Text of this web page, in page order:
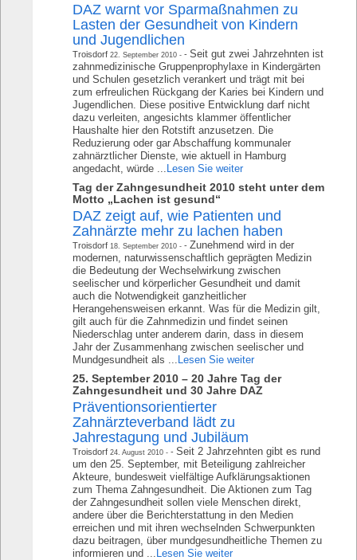
DAZ warnt vor Sparmaßnahmen zu
Lasten der Gesundheit von Kindern
und Jugendlichen
Troisdorf 22. September 2010
Seit gut zwei Jahrzehnten ist
zahnmedizinische Gruppenprophylaxe in Kindergärten
und Schulen gesetzlich verankert und trägt mit bei
zum erfreulichen Rückgang der Karies bei Kindern und
Jugendlichen. Diese positive Entwicklung darf nicht
dazu verleiten, angesichts klammer öffentlicher
Haushalte hier den Rotstift anzusetzen. Die
Reduzierung oder gar Abschaffung kommunaler
zahnärztlicher Dienste, wie aktuell in Hamburg
angedacht, würde ...
Lesen Sie weiter
Tag der Zahngesundheit 2010 steht unter dem
Motto „Lachen ist gesund“
DAZ zeigt auf, wie Patienten und
Zahnärzte mehr zu lachen haben
Troisdorf 18. September 2010
Zunehmend wird in der
modernen, naturwissenschaftlich geprägten Medizin
die Bedeutung der Wechselwirkung zwischen
seelischer und körperlicher Gesundheit und damit
auch die Notwendigkeit ganzheitlicher
Herangehensweisen erkannt. Was für die Medizin gilt,
gilt auch für die Zahnmedizin und findet seinen
Niederschlag unter anderem darin, dass in diesem
Jahr der Zusammenhang zwischen seelischer und
Mundgesundheit als ...
Lesen Sie weiter
25. September 2010 – 20 Jahre Tag der
Zahngesundheit und 30 Jahre DAZ
Präventionsorientierter
Zahnärzteverband lädt zu
Jahrestagung und Jubiläum
Troisdorf 24. August 2010
Seit 2 Jahrzehnten gibt es rund
um den 25. September, mit Beteiligung zahlreicher
Akteure, bundesweit vielfältige Aufklärungsaktionen
zum Thema Zahngesundheit. Die Aktionen zum Tag
der Zahngesundheit sollen viele Menschen direkt,
andere über die Berichterstattung in den Medien
erreichen und mit ihren wechselnden Schwerpunkten
dazu beitragen, über mundgesundheitliche Themen zu
informieren und ...
Lesen Sie weiter